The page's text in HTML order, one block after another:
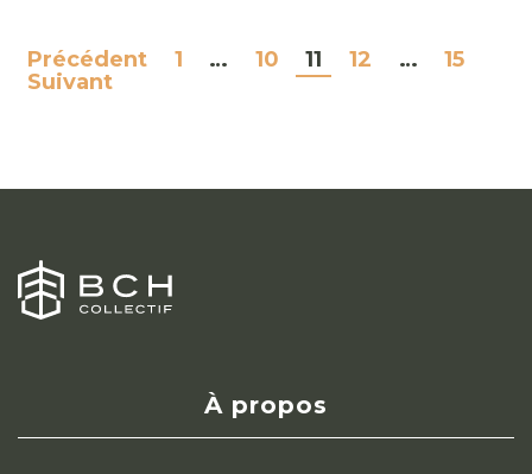
NAVIGATION
Précédent 1 … 10 11 12 …
15
Suivant
À propos